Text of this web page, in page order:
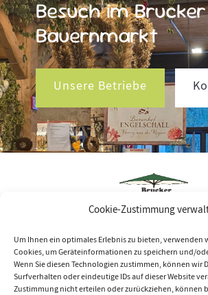
Cookie-Zustimmung
Um Ihnen ein optimales Erlebnis zu bieten, verwenden
Cookies, um Geräteinformationen zu speichern und/
Wenn Sie diesen Technologien zustimmen, können wir
Surfverhalten oder eindeutige IDs auf dieser Website
Zustimmung nicht erteilen oder zurückziehen, können
Besuch im Brucker
Bauernmarkt
Unsere Betriebe
Betriebe
Aktuelles